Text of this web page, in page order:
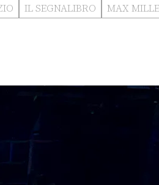
IL SEGNALIBRO MAX